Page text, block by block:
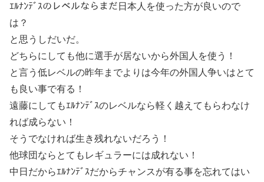
ｴﾙﾅﾝﾃﾞｽのレベルならまだ日本人を使った方が良いので
は？
と思うしだいだ。
どちらにしても他に選手が居ないから外国人を使う！
と言う低レベルの昨年までよりは今年の外国人争いはとて
も良い事で有る！
遠藤にしてもｴﾙﾅﾝﾃﾞｽのレベルなら軽く越えてもらわなけ
れば成らない！
そうでなければ生き残れないだろう！
他球団ならとてもレギュラーには成れない！
中日だからｴﾙﾅﾝﾃﾞｽだからチャンスが有る事を忘れてはい